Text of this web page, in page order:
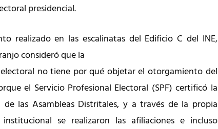
presidencial.
realizado en las escalinatas del Edificio C del INE,
consideró que la
no tiene por qué objetar el otorgamiento del
el Servicio Profesional Electoral (SPF) certificó la
de las Asambleas Distritales, y a través de la propia
institucional se realizaron las afiliaciones e incluso